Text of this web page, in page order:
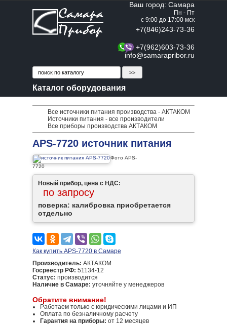
Ваш город: Самара
Пн - Пт
с 9:00 до 17:00 мск
+7(846)243-73-36
+7(962)603-73-36
info@samarapribor.ru
Каталог оборудования
Все источники питания производства - АКТАКОМ
Источники питания - все производители
Все приборы производства АКТАКОМ
APS-7720 источник питания
Фото APS-
7720
Новый прибор, цена с НДС:
по запросу
поверка: калибровка приобретается
отдельно
Как купить APS-7720 в Самаре
Производитель: АКТАКОМ
Госреестр РФ: 51134-12
Статус: производится
Наличие в Самаре: уточняйте у менеджеров
Обратите внимание!
Работаем только с юридическими лицами и ИП
Оплата по безналичному расчету
Гарантия на приборы: от 12 месяцев